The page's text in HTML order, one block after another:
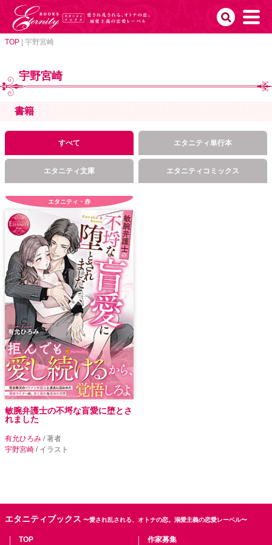
TOP 宇野宮崎
宇野宮崎
書籍
すべて エタニティ単行本
エタニティ文庫 エタニティコミックス
エタニティ・赤
敏腕弁護士の不埒な盲愛に堕とさ
れました
有允ひろみ / 著者
宇野宮崎 / イラスト
エタニティブックス 〜愛され乱される、オトナの恋。溺愛主義の恋愛レーベル〜
TOP 作家募集